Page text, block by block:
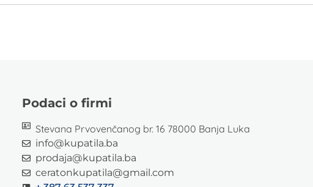
Podaci o firmi
Stevana Prvovenčanog br. 16 78000 Banja Luka
info@kupatila.ba
prodaja@kupatila.ba
ceratonkupatila@gmail.com